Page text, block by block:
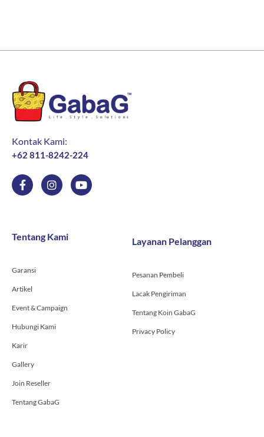
Kontak Kami:
+62 811-8242-224
F
a
o
f
I
n
g
r
Y
o
Tentang Kami
Garansi
Artikel
Event & Campaign
Hubungi Kami
Karir
Gallery
Join Reseller
Tentang GabaG
Layanan Pelanggan
Pesanan Pembeli
Lacak Pengiriman
Tentang Koin GabaG
Privacy Policy